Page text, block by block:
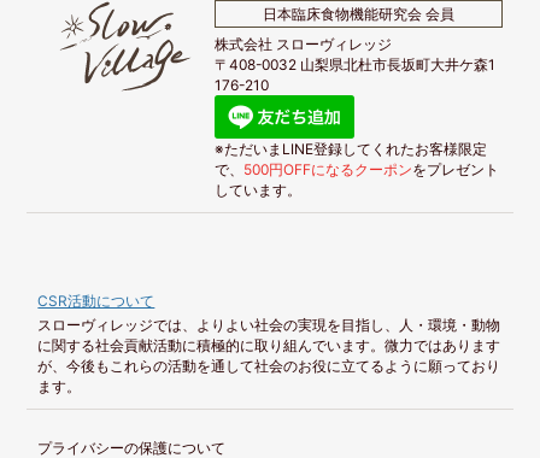
日本臨床食物機能研究会 会員
株式会社 スローヴィレッジ
〒408-0032 山梨県北杜市長坂町大井ケ森1
176-210
※ただいまLINE登録してくれたお客様限定
で、 500円OFFになるクーポンをプレゼント
しています。
CSR活動について
スローヴィレッジでは、よりよい社会の実現を目指し、人・環境・動物
に関する社会貢献活動に積極的に取り組んでいます。微力ではあります
が、今後もこれらの活動を通して社会のお役に立てるように願っており
ます。
プライバシーの保護について